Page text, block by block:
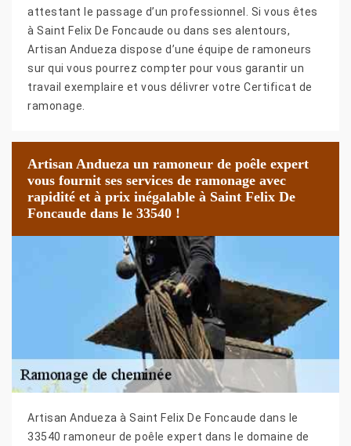
attestant le passage d’un professionnel. Si vous êtes
à Saint Felix De Foncaude ou dans ses alentours,
Artisan Andueza dispose d’une équipe de ramoneurs
sur qui vous pourrez compter pour vous garantir un
travail exemplaire et vous délivrer votre Certificat de
ramonage.
Artisan Andueza un ramoneur de poêle expert
vous fournit ses services de ramonage avec
rapidité et à prix inégalable à Saint Felix De
Foncaude dans le 33540 !
Artisan Andueza à Saint Felix De Foncaude dans le
33540 ramoneur de poêle expert dans le domaine de